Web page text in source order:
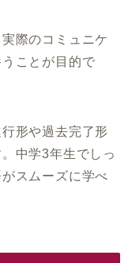
際のコミュニケ
ことが目的で
形や過去完了形
中学3年生でしっ
スムーズに学べ